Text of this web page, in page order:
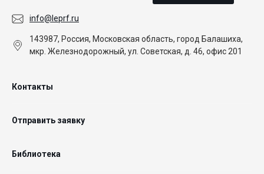
info@leprf.ru
143987, Россия, Московская область, город Балашиха,
мкр. Железнодорожный, ул. Советская, д. 46, офис 201
Контакты
Отправить заявку
Библиотека